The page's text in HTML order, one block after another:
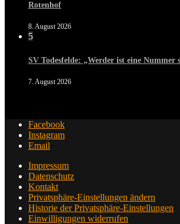
Rotenhof
8. August 2026
5
SV Todesfelde: „Werder ist eine Nummer
7. August 2026
Facebook
Instagram
Email
Impressum
Datenschutz
Kontakt
Privatsphäre-Einstellungen ändern
Historie der Privatsphäre-Einstellungen
Einwilligungen widerrufen